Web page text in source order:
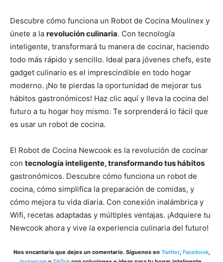
Descubre cómo funciona un Robot de Cocina Moulinex y
únete a la revolución culinaria. Con tecnología
inteligente, transformará tu manera de cocinar, haciendo
todo más rápido y sencillo. Ideal para jóvenes chefs, este
gadget culinario es el imprescindible en todo hogar
moderno. ¡No te pierdas la oportunidad de mejorar tus
hábitos gastronómicos! Haz clic aquí y lleva la cocina del
futuro a tu hogar hoy mismo. Te sorprenderá lo fácil que
es usar un robot de cocina.
El Robot de Cocina Newcook es la revolución de cocinar
con tecnología inteligente, transformando tus hábitos
gastronómicos. Descubre cómo funciona un robot de
cocina, cómo simplifica la preparación de comidas, y
cómo mejora tu vida diaria. Con conexión inalámbrica y
Wifi, recetas adaptadas y múltiples ventajas. ¡Adquiere tu
Newcook ahora y vive la experiencia culinaria del futuro!
Nos encantaría que dejes un comentario. Síguenos en Twitter, Facebook,